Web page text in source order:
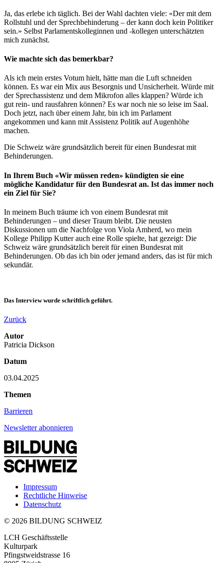
Ja, das erlebe ich täglich. Bei der Wahl dachten viele: «Der mit dem
Rollstuhl und der Sprechbehinderung – der kann doch kein Politiker
sein.» Selbst Parlamentskolleginnen und -kollegen unterschätzten
mich zunächst.
Wie machte sich das bemerkbar?
Als ich mein erstes Votum hielt, hätte man die Luft schneiden
können. Es war ein Mix aus Besorgnis und Unsicherheit. Würde mit
der Sprechassistenz und dem Mikrofon alles klappen? Würde ich
gut rein- und rausfahren können? Es war noch nie so leise im Saal.
Doch jetzt, nach über einem Jahr, bin ich im Parlament
angekommen und kann mit Assistenz Politik auf Augenhöhe
machen.
Die Schweiz wäre grundsätzlich bereit für einen Bundesrat mit
Behinderungen.
In Ihrem Buch «Wir müssen reden» kündigten sie eine
mögliche Kandidatur für den Bundesrat an. Ist das immer noch
ein Ziel für Sie?
In meinem Buch träume ich von einem Bundesrat mit
Behinderungen – und dieser Traum bleibt. Die neusten
Diskussionen um die Nachfolge von Viola Amherd, wo mein
Kollege Philipp Kutter auch eine Rolle spielte, hat gezeigt: Die
Schweiz wäre grundsätzlich bereit für einen Bundesrat mit
Behinderungen. Ob das ich bin oder jemand anders, das ist für mich
sekundär.
Das Interview wurde schriftlich geführt.
Zurück
Autor
Patricia Dickson
Datum
03.04.2025
Themen
Barrieren
Newsletter abonnieren
Impressum
Rechtliche Hinweise
Datenschutz
© 2026 BILDUNG SCHWEIZ
LCH Geschäftsstelle
Kulturpark
Pfingstweidstrasse 16